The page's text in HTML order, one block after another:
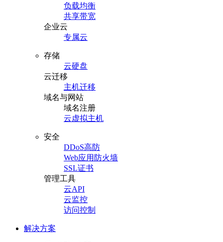
负载均衡
共享带宽
企业云
专属云
存储
云硬盘
云迁移
主机迁移
域名与网站
域名注册
云虚拟主机
安全
DDoS高防
Web应用防火墙
SSL证书
管理工具
云API
云监控
访问控制
解决方案